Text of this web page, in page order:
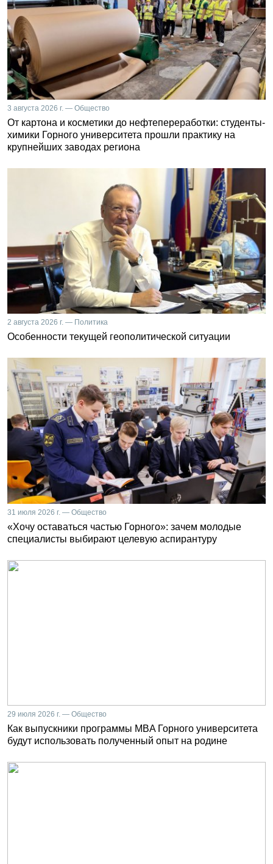
3 августа 2026 г. — Общество
От картона и косметики до нефтепереработки: студенты-
химики Горного университета прошли практику на
крупнейших заводах региона
2 августа 2026 г. — Политика
Особенности текущей геополитической ситуации
31 июля 2026 г. — Общество
«Хочу оставаться частью Горного»: зачем молодые
специалисты выбирают целевую аспирантуру
29 июля 2026 г. — Общество
Как выпускники программы MBA Горного университета
будут использовать полученный опыт на родине